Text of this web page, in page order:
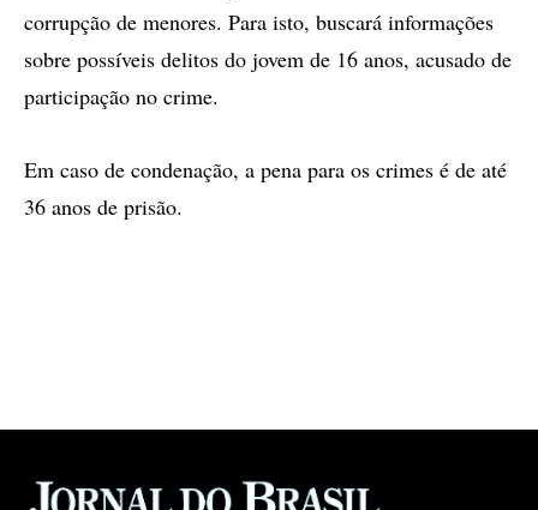
corrupção de menores. Para isto, buscará informações
sobre possíveis delitos do jovem de 16 anos, acusado de
participação no crime.
Em caso de condenação, a pena para os crimes é de até
36 anos de prisão.